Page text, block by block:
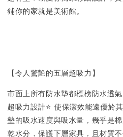
鋪你的家就是美術館。
【令人驚艷的五層超吸力】
市面上所有防水墊都標榜防水透
超吸力設計⭐️ 使保潔效能遠優於
墊的吸水速度與吸水量，幾乎是
乾水分，保護下層家具，且材質